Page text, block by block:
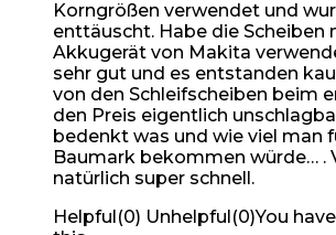
Korngrößen verwendet und
enttäuscht. Habe die Scheiben
Akkugerät von Makita
sehr gut und es entstanden
von den Schleifscheiben beim
den Preis eigentlich
bedenkt was und wie viel man
Baumark bekommen würde… .
natürlich super schnell.
Helpful(0) Unhelpful(0)You